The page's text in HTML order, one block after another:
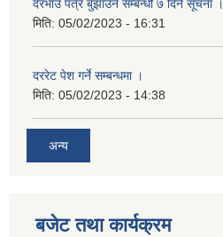
दरभाउ पत्र बुझाउने सम्बन्धी ७ दिने सूचना ।
मिति: 05/02/2023 - 16:31
दररेट पेश गर्ने सम्बन्धमा ।
मिति: 05/02/2023 - 14:38
अन्य
बजेट तथा कार्यक्रम